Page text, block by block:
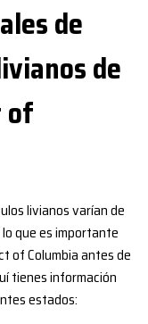
de
de
of
livianos varían de
que es importante
of Columbia antes de
tienes información
estados: